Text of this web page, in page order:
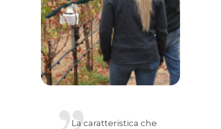
La caratteristica che